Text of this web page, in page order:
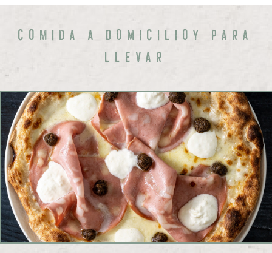
Comida a Domicilioy para
Llevar